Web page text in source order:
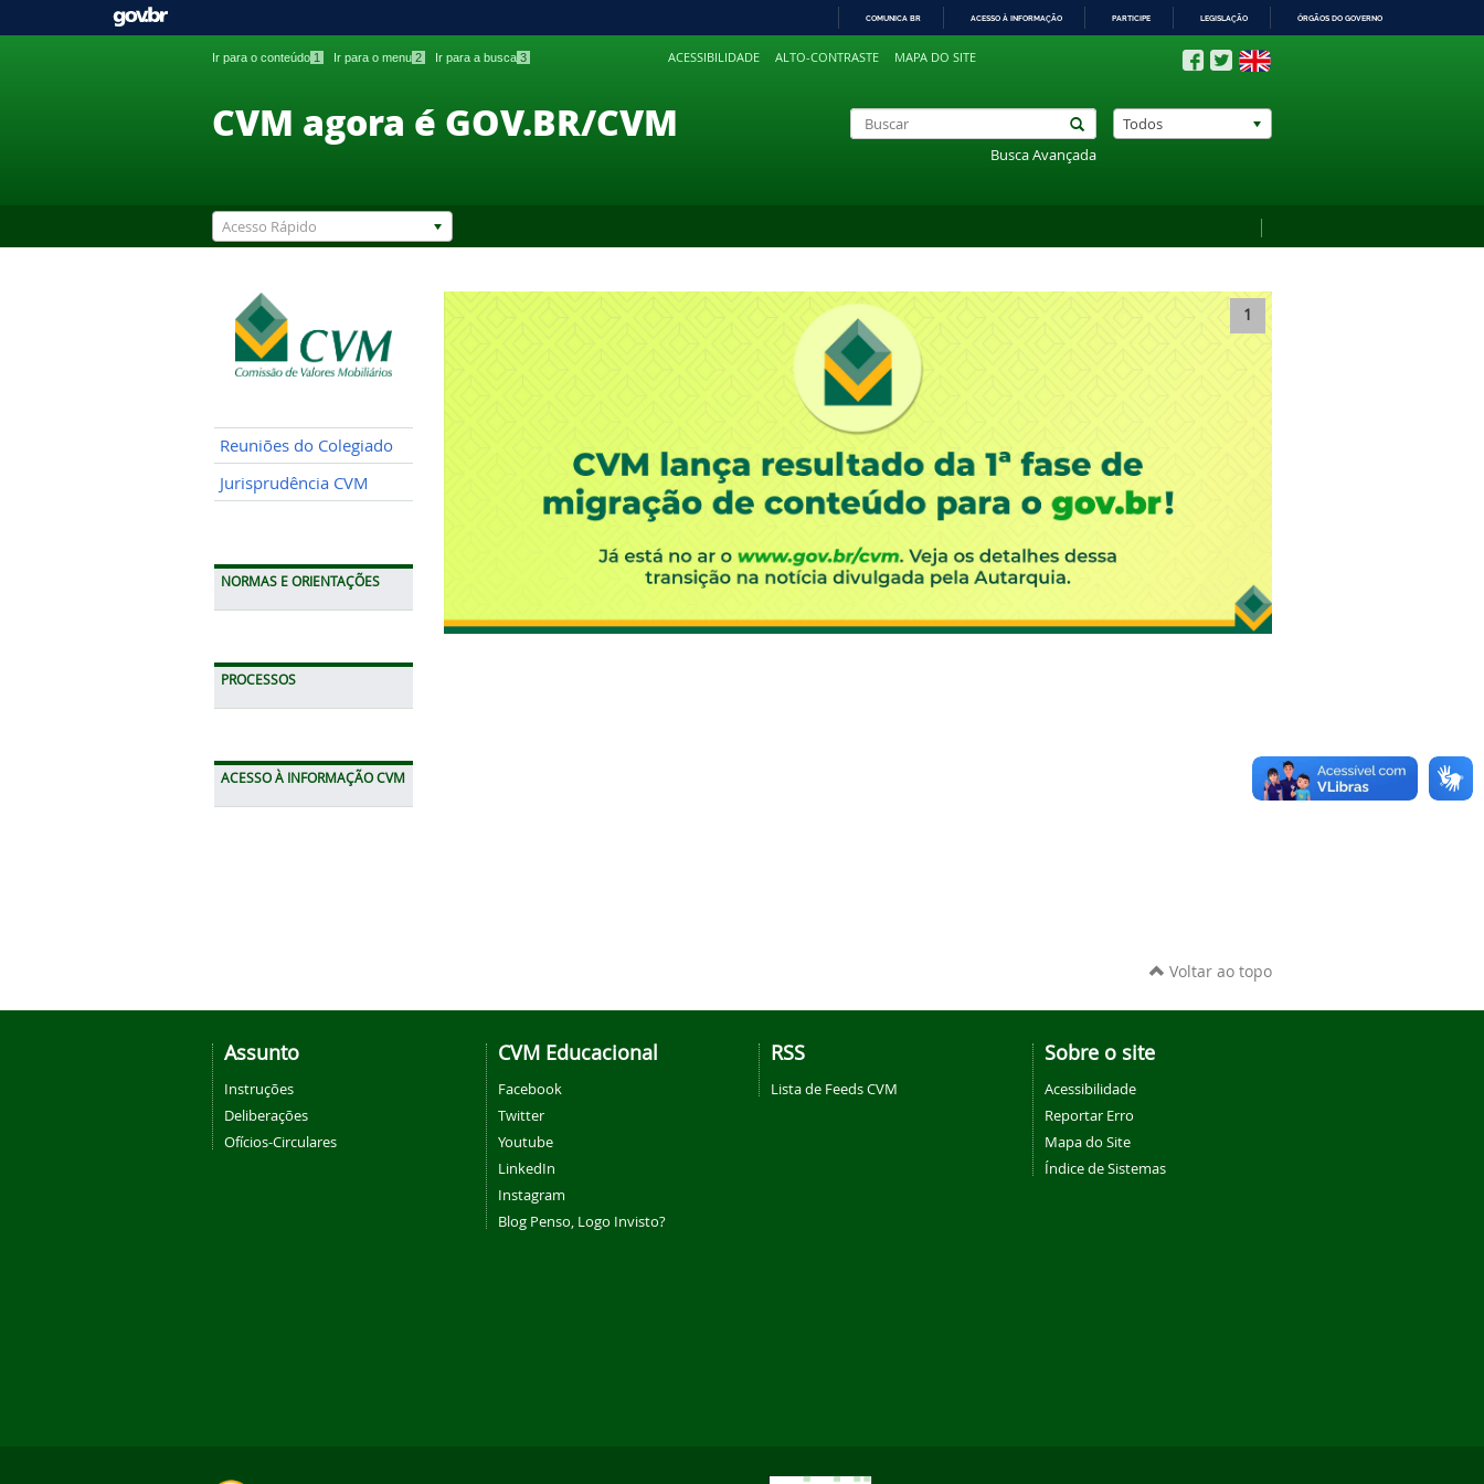
PARA
COMUNICA BR ACESSO À INFORMAÇÃO PARTICIPE LEGISLAÇÃO ÓRGÃOS DO GOVERNO
Ir para o conteúdo 1 Ir para o menu 2 Ir para a busca 3 ACESSIBILIDADE ALTO-CONTRASTE MAPA DO SITE
CVM agora é GOV.BR/CVM
Busca Avançada
Todos
Acesso Rápido
Reuniões do Colegiado
Jurisprudência CVM
NORMAS E ORIENTAÇÕES
PROCESSOS
ACESSO À INFORMAÇÃO CVM
1
Voltar ao topo
Assunto
Instruções
Deliberações
Ofícios-Circulares
CVM Educacional
Facebook
Twitter
Youtube
LinkedIn
Instagram
Blog Penso, Logo Invisto?
RSS
Lista de Feeds CVM
Sobre o site
Acessibilidade
Reportar Erro
Mapa do Site
Índice de Sistemas